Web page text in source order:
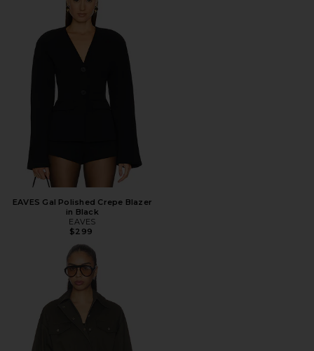
EAVES Gal Polished Crepe Blazer
in Black
EAVES
$299